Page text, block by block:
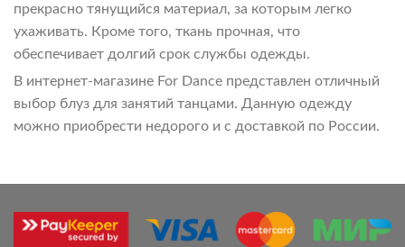
прекрасно тянущийся материал, за которым легко
ухаживать. Кроме того, ткань прочная, что
обеспечивает долгий срок службы одежды.
В интернет-магазине For Dance представлен отличный
выбор блуз для занятий танцами. Данную одежду
можно приобрести недорого и с доставкой по России.